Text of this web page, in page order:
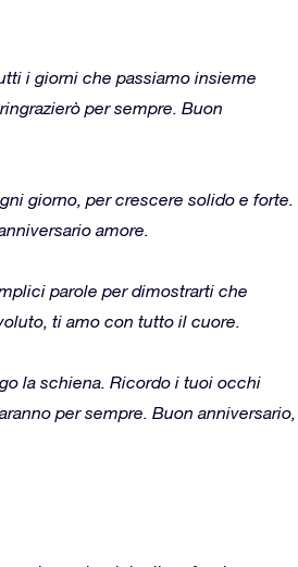
i giorni che passiamo insieme
per sempre. Buon
giorno, per crescere solido e forte.
amore.
parole per dimostrarti che
ti amo con tutto il cuore.
la schiena. Ricordo i tuoi occhi
per sempre. Buon anniversario,